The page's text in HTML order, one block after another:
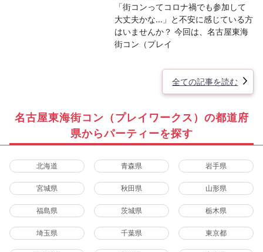
「街コンってコロナ禍でも参加して
大丈夫かな…」と不安に感じている方
はいませんか？ 今回は、名古屋東海
街コン（プレイ
全ての記事を読む
名古屋東海街コン（プレイワークス）の都道府
県からパーティーを探す
北海道 青森県 岩手県
宮城県 秋田県 山形県
福島県 茨城県 栃木県
埼玉県 千葉県 東京都